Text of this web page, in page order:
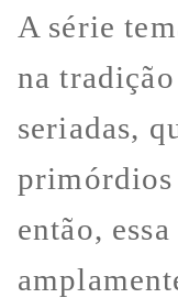
A série
na
seriadas,
primórdios
então,